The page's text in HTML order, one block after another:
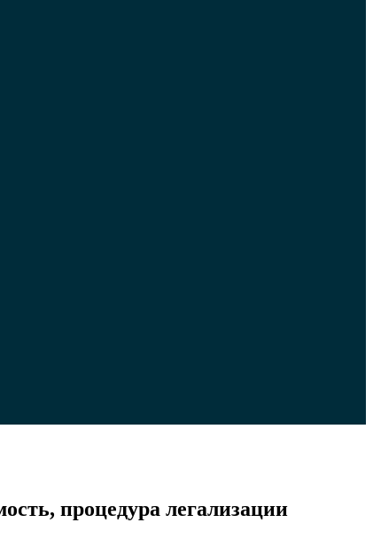
процедура легализации